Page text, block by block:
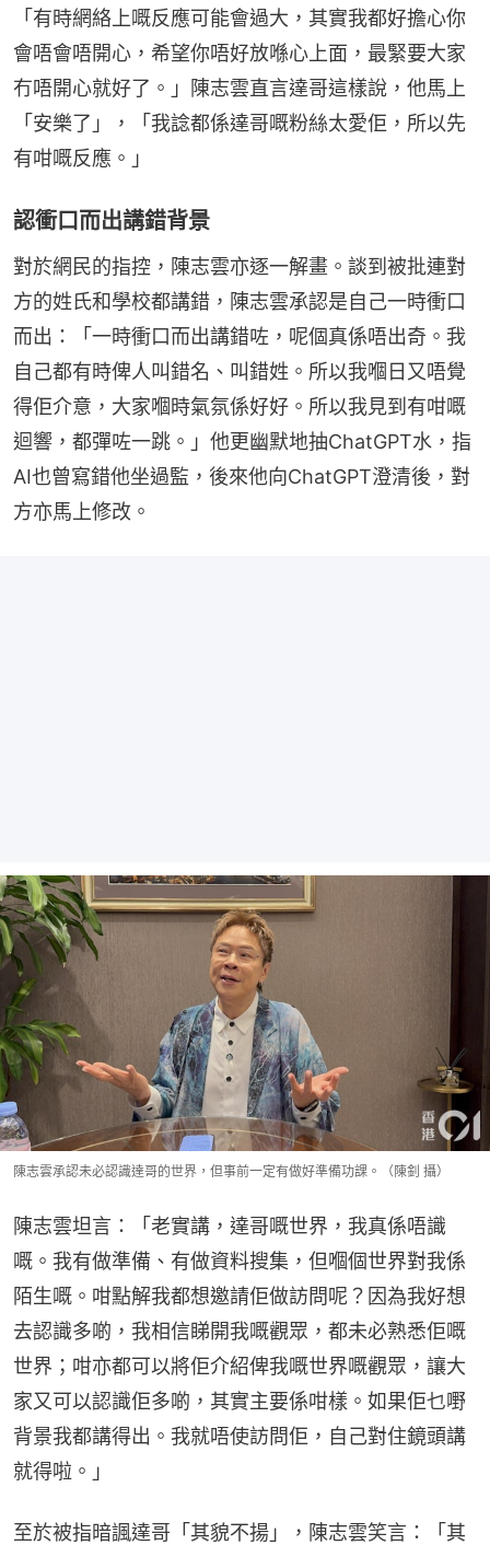
「有時網絡上嘅反應可能會過大，其實我都好擔心你
會唔會唔開心，希望你唔好放喺心上面，最緊要大家
冇唔開心就好了。」陳志雲直言達哥這樣說，他馬上
「安樂了」，「我諗都係達哥嘅粉絲太愛佢，所以先
有咁嘅反應。」
認衝口而出講錯背景
對於網民的指控，陳志雲亦逐一解畫。談到被批連對
方的姓氏和學校都講錯，陳志雲承認是自己一時衝口
而出：「一時衝口而出講錯咗，呢個真係唔出奇。我
自己都有時俾人叫錯名、叫錯姓。所以我嗰日又唔覺
得佢介意，大家嗰時氣氛係好好。所以我見到有咁嘅
迴響，都彈咗一跳。」他更幽默地抽ChatGPT水，指
AI也曾寫錯他坐過監，後來他向ChatGPT澄清後，對
方亦馬上修改。
陳志雲承認未必認識達哥的世界，但事前一定有做好準備功課。（陳釗 攝）
陳志雲坦言：「老實講，達哥嘅世界，我真係唔識
嘅。我有做準備、有做資料搜集，但嗰個世界對我係
陌生嘅。咁點解我都想邀請佢做訪問呢？因為我好想
去認識多啲，我相信睇開我嘅觀眾，都未必熟悉佢嘅
世界；咁亦都可以將佢介紹俾我嘅世界嘅觀眾，讓大
家又可以認識佢多啲，其實主要係咁樣。如果佢乜嘢
背景我都講得出。我就唔使訪問佢，自己對住鏡頭講
就得啦。」
至於被指暗諷達哥「其貌不揚」，陳志雲笑言：「其